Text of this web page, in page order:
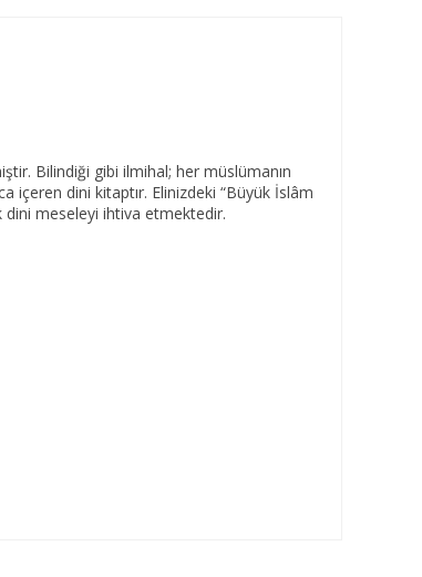
Bilindiği gibi ilmihal; her müslümanın
içeren dini kitaptır. Elinizdeki “Büyük İslâm
dini meseleyi ihtiva etmektedir.